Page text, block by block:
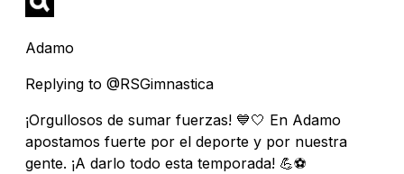
Adamo
Replying to @RSGimnastica
¡Orgullosos de sumar fuerzas! 💙🤍 En Adamo
apostamos fuerte por el deporte y por nuestra
gente. ¡A darlo todo esta temporada! 💪⚽